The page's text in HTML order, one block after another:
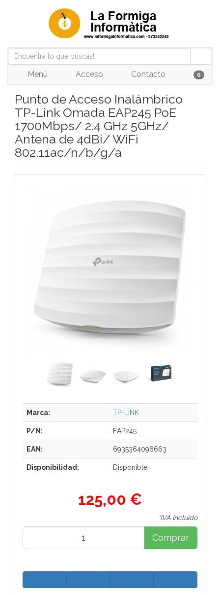
Menú Acceso Contacto 0
Punto de Acceso Inalámbrico
TP-Link Omada EAP245 PoE
1700Mbps/ 2.4 GHz 5GHz/
Antena de 4dBi/ WiFi
802.11ac/n/b/g/a
Marca: TP-LINK
P/N: EAP245
EAN: 6935364096663
Disponibilidad: Disponible
125,00 €
*IVA Incluido
Comprar